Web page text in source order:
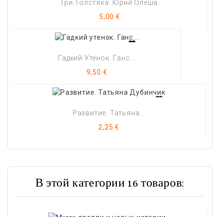
Три Толстяка. Юрий Олеша.
Цена
5,00 €
Гадкий Утенок. Ганс...
Цена
9,50 €
Развитие. Татьяна...
Цена
2,25 €
В этой категории 16 товаров: